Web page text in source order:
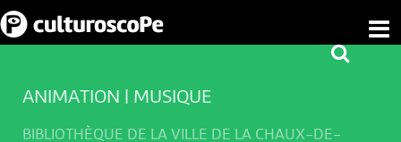
ANIMATION | MUSIQUE
BIBLIOTHÈQUE DE LA VILLE DE LA CHAUX-DE-